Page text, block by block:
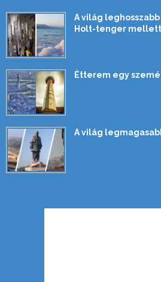
A világ
Holt-tenger mellett
Étterem egy
A világ